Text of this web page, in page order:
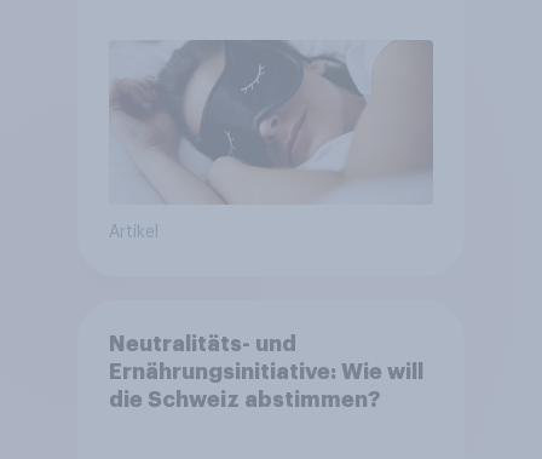
Artikel
Neutralitäts- und
Ernährungsinitiative: Wie will
die Schweiz abstimmen?